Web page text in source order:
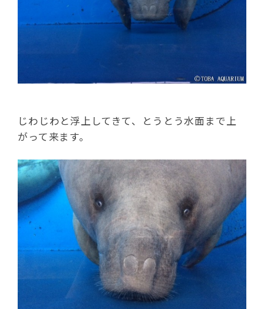
じわじわと浮上してきて、とうとう水面まで上
がって来ます。